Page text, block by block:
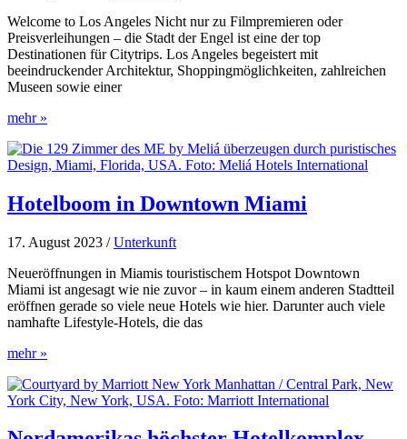
Welcome to Los Angeles Nicht nur zu Filmpremieren oder
Preisverleihungen – die Stadt der Engel ist eine der top
Destinationen für Citytrips. Los Angeles begeistert mit
beeindruckender Architektur, Shoppingmöglichkeiten, zahlreichen
Museen sowie einer
Los
von
seiner
Seite
aus
mehr »
Hotelboom in Downtown Miami
17. August 2023 /Unterkunft
Neueröffnungen in Miamis touristischem Hotspot Downtown
Miami ist angesagt wie nie zuvor – in kaum einem anderen Stadtteil
eröffnen gerade so viele neue Hotels wie hier. Darunter auch viele
namhafte Lifestyle-Hotels, die das
Hotelboom
Downtown
Miami
mehr »